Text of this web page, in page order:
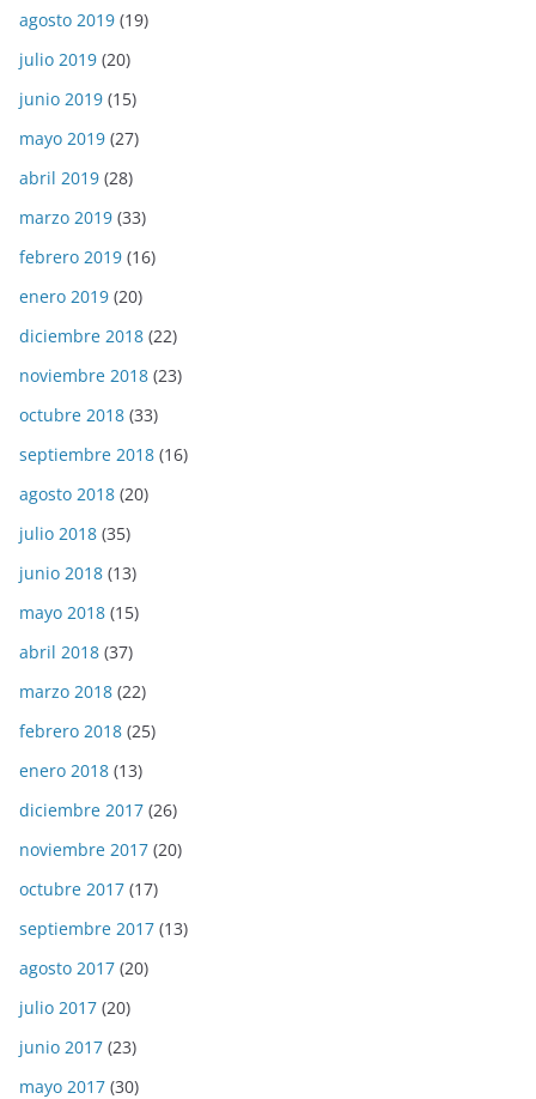
agosto 2019 (19)
julio 2019 (20)
junio 2019 (15)
mayo 2019 (27)
abril 2019 (28)
marzo 2019 (33)
febrero 2019 (16)
enero 2019 (20)
diciembre 2018 (22)
noviembre 2018 (23)
octubre 2018 (33)
septiembre 2018 (16)
agosto 2018 (20)
julio 2018 (35)
junio 2018 (13)
mayo 2018 (15)
abril 2018 (37)
marzo 2018 (22)
febrero 2018 (25)
enero 2018 (13)
diciembre 2017 (26)
noviembre 2017 (20)
octubre 2017 (17)
septiembre 2017 (13)
agosto 2017 (20)
julio 2017 (20)
junio 2017 (23)
mayo 2017 (30)